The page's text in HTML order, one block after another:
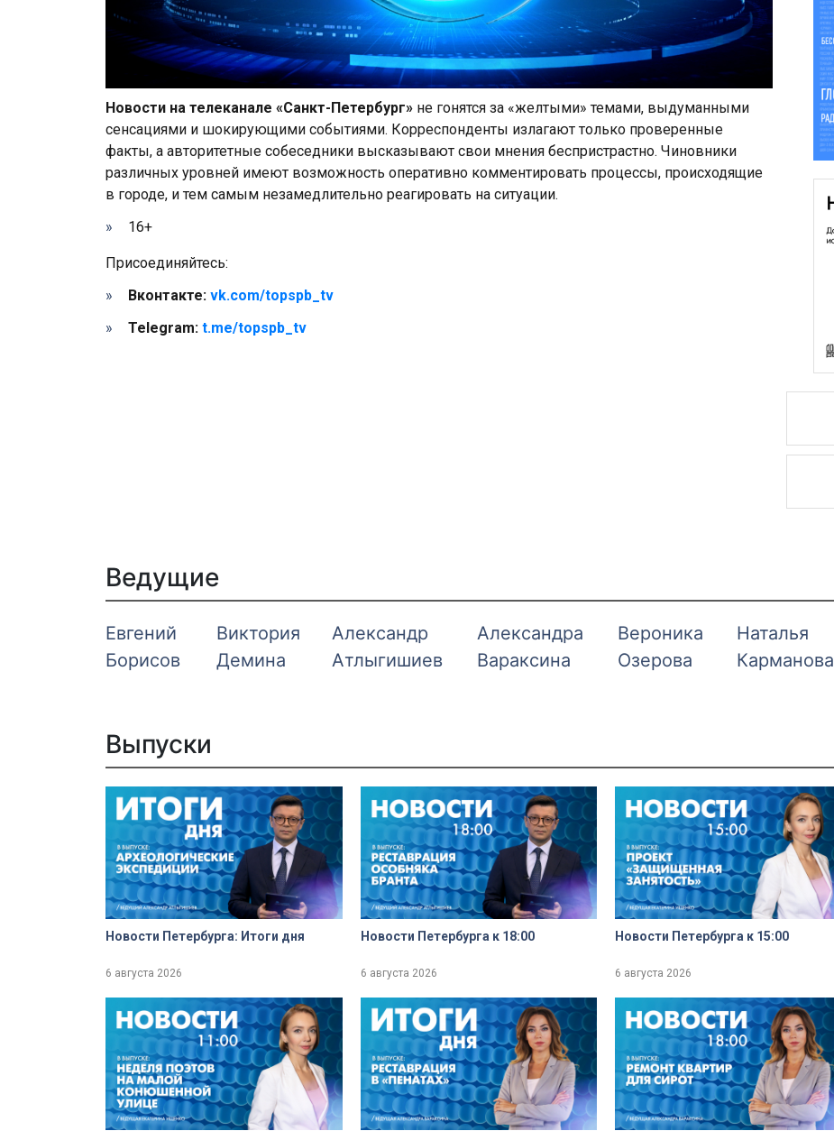
Новости на телеканале «Санкт-Петербург» не гонятся за «желтыми» темами, выдуманными
сенсациями и шокирующими событиями. Корреспонденты излагают только проверенные
факты, а авторитетные собеседники высказывают свои мнения беспристрастно. Чиновники
различных уровней имеют возможность оперативно комментировать процессы, происходящие
в городе, и тем самым незамедлительно реагировать на ситуации.
16+
Присоединяйтесь:
Вконтакте: vk.com/topspb_tv
Telegram: t.me/topspb_tv
Ведущие
Евгений
Борисов
Виктория
Демина
Александр
Атлыгишиев
Александра
Вараксина
Вероника
Озерова
Наталья
Карманова
Выпуски
Новости Петербурга: Итоги дня
6 августа 2026
Новости Петербурга к 18:00
6 августа 2026
Новости Петербурга к 15:00
6 августа 2026